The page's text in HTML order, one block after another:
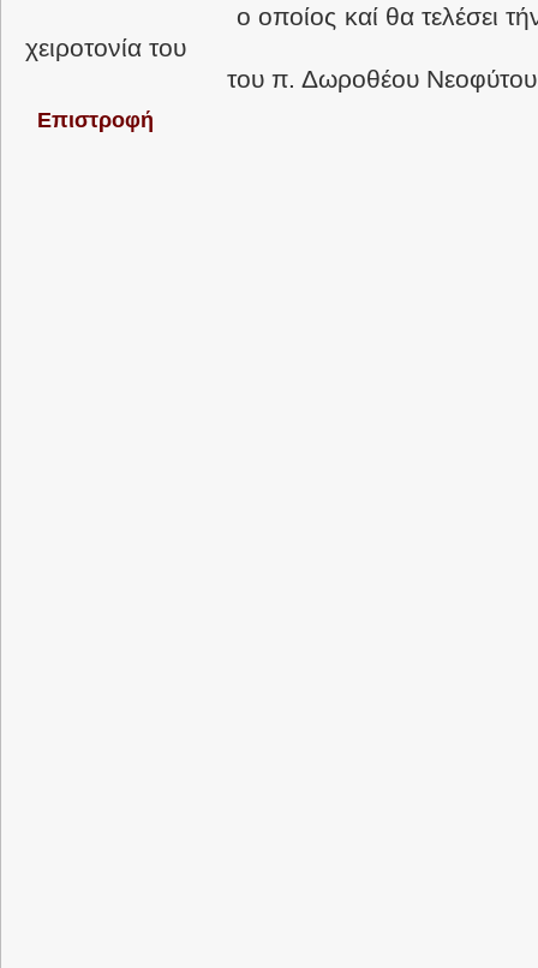
ο οποίος καί θα τελέσει τήν
χειροτονία του
του π. Δωροθέου
Επιστροφή